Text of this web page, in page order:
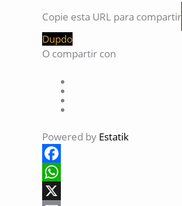
Copie esta URL para compartir
Dupdo
O compartir con
Powered by Estatik
F
aW